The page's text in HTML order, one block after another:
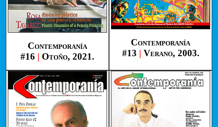
Contemporanía
#16 | Otoño, 2021.
Contemporanía
#13 | Verano, 2003.